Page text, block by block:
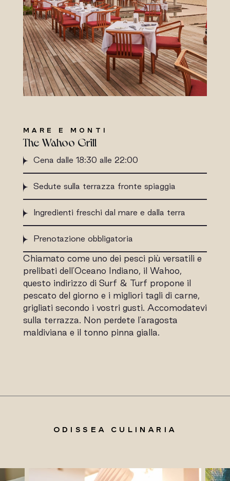
MARE E MONTI
The Wahoo Grill
Cena dalle 18:30 alle 22:00
Sedute sulla terrazza fronte spiaggia
Ingredienti freschi dal mare e dalla terra
Prenotazione obbligatoria
Chiamato come uno dei pesci più versatili e
prelibati dell'Oceano Indiano, il Wahoo,
questo indirizzo di Surf & Turf propone il
pescato del giorno e i migliori tagli di carne,
grigliati secondo i vostri gusti. Accomodatevi
sulla terrazza. Non perdete l'aragosta
maldiviana e il tonno pinna gialla.
ODISSEA CULINARIA